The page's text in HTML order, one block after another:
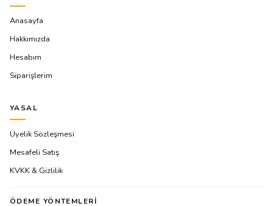
Anasayfa
Hakkımızda
Hesabım
Siparişlerim
YASAL
Üyelik Sözleşmesi
Mesafeli Satış
KVKK & Gizlilik
ÖDEME YÖNTEMLERI